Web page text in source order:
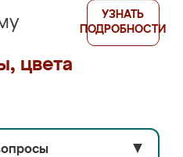
цвета
УЗНАТЬ
ПОДРОБНОСТИ
▼